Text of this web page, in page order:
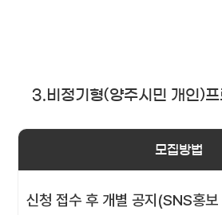
3.비정기형(양주시민 개인)프
모집방법
신청 접수 후 개별 공지(SNS홍보